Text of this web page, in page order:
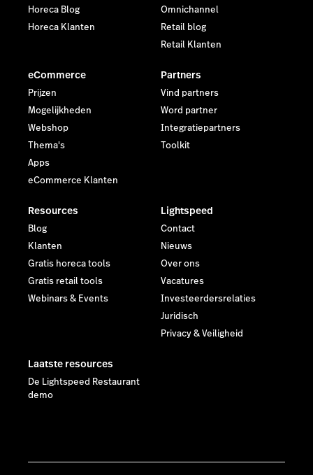
Horeca Blog
Horeca Klanten
Omnichannel
Retail blog
Retail Klanten
eCommerce
Prijzen
Mogelijkheden
Webshop
Thema's
Apps
eCommerce Klanten
Partners
Vind partners
Word partner
Integratiepartners
Toolkit
Resources
Blog
Klanten
Gratis horeca tools
Gratis retail tools
Webinars & Events
Lightspeed
Contact
Nieuws
Over ons
Vacatures
Investeerdersrelaties
Juridisch
Privacy & Veiligheid
Laatste resources
De Lightspeed Restaurant
demo